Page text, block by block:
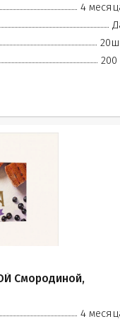
4
200
Смородиной,
4